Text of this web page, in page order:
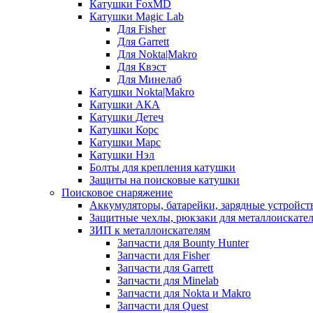
Катушки FoxMD
Катушки Magic Lab
Для Fisher
Для Garrett
Для Nokta|Makro
Для Квэст
Для Минелаб
Катушки Nokta|Makro
Катушки АКА
Катушки Детеч
Катушки Корс
Катушки Марс
Катушки Нэл
Болты для крепления катушки
Защиты на поисковые катушки
Поисковое снаряжение
Аккумуляторы, батарейки, зарядные
Защитные чехлы, рюкзаки для
ЗИП к металлоискателям
Запчасти для Bounty Hunter
Запчасти для Fisher
Запчасти для Garrett
Запчасти для Minelab
Запчасти для Nokta и Makro
Запчасти для Quest